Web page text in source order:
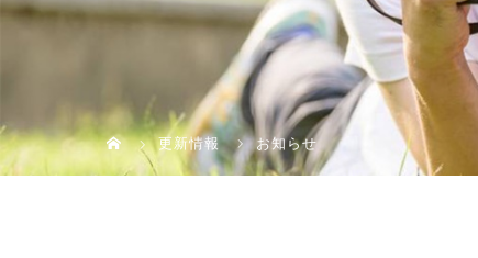
更新情報 お知らせ